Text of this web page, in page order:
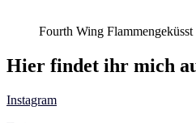
Fourth Wing Flammengeküsst
Hier findet ihr mich
Instagram